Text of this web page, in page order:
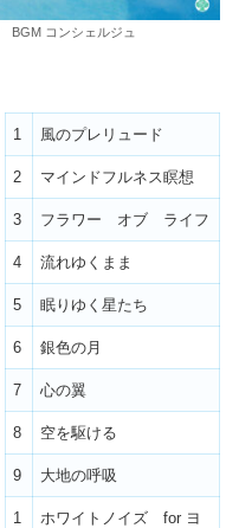
コンシェルジュ
1 風のプレリュード
2 マインドフルネス瞑想
3 フラワー オブ ライフ
4 流れゆくまま
5 眠りゆく星たち
6 銀色の月
7 心の翼
8 空を駆ける
9 大地の呼吸
1
ホワイトノイズ for ヨ